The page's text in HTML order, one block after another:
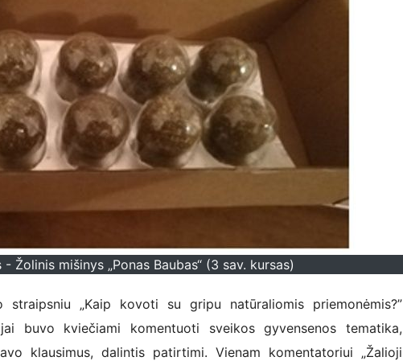
Žolinis mišinys „Ponas Baubas“ (3 sav. kursas)
„Kaip kovoti su gripu natūraliomis priemonėmis?”
buvo kviečiami komentuoti sveikos gyvensenos tematika,
klausimus, dalintis patirtimi. Vienam komentatoriui „Žalioji